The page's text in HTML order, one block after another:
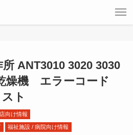
ANT3010 3020 3030
燥機 エラーコード
スト
向け情報
福祉施設 / 病院向け情報